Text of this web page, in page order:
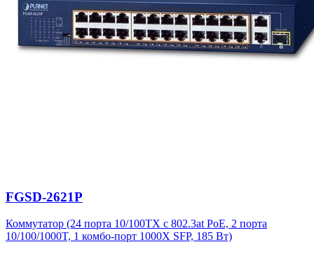
FGSD-2621P
Коммутатор (24 порта 10/100TX с 802.3at PoE, 2 порта
10/100/1000T, 1 комбо-порт 1000X SFP, 185 Вт)